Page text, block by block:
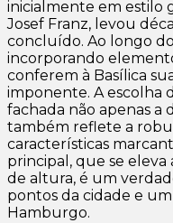
inicialmente em estilo
Josef Franz, levou
concluído. Ao longo
incorporando
conferem à Basílica
imponente. A escolha
fachada não apenas a
também reflete a
características
principal, que se
de altura, é um
pontos da cidade e
Hamburgo.